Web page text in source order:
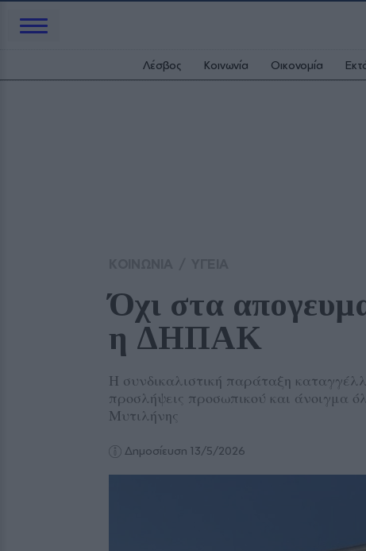
Λέσβος Κοινωνία Οικονομία
Όχι στα
η ΔΗΠΑΚ
Η συνδικαλιστική παράταξη
προσλήψεις προσωπικού και άνοιγμα
Μυτιλήνης
Δημοσίευση 13/5/2026